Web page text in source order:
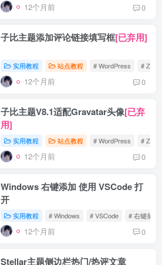
12个月前 0
子比主题添加评论链接填写框[已弃用]
实用教程 站点教程 # WordPress # Zibll
12个月前 0
子比主题V8.1适配Gravatar头像[已弃
用]
实用教程 站点教程 # WordPress # Zibll
12个月前 0
Windows 右键添加 使用 VSCode 打
开
实用教程 # Windows # VSCode # 右键菜单
12个月前 0
Stellar主题侧边栏热门/热评文章